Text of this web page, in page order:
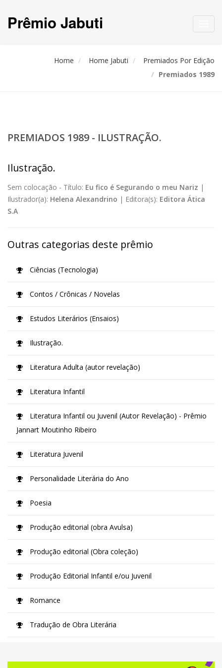
Prêmio Jabuti
Home Home Jabuti
Premiados Por Edição
Premiados 1989
PREMIADOS 1989 - ILUSTRAÇÃO.
Ilustração.
Sem colocação - Título: Eu fico é Segurando o meu Nariz |
Ilustrador(a): Helena Alexandrino | Editora(s): Editora Ática
S.A
Outras categorias deste prêmio
Ciências (Tecnologia)
Contos / Crônicas / Novelas
Estudos Literários (Ensaios)
Ilustração.
Literatura Adulta (autor revelação)
Literatura Infantil
Literatura Infantil ou Juvenil (Autor Revelação) - Prêmio
Jannart Moutinho Ribeiro
Literatura Juvenil
Personalidade Literária do Ano
Poesia
Produção editorial (obra Avulsa)
Produção editorial (Obra coleção)
Produção Editorial Infantil e/ou Juvenil
Romance
Tradução de Obra Literária